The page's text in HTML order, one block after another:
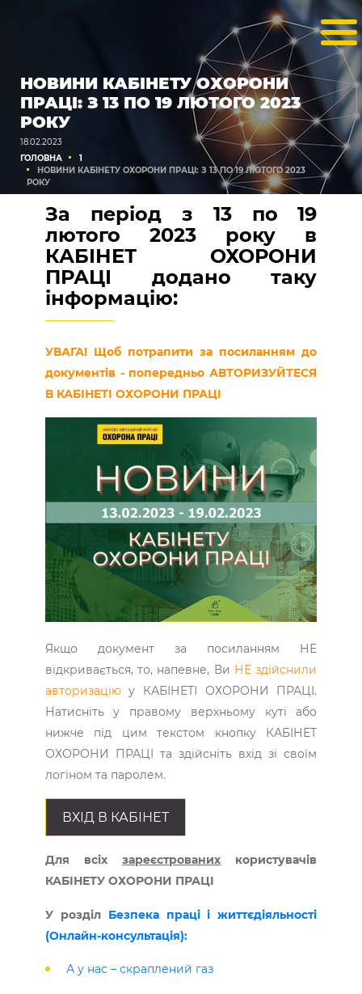
НОВИНИ КАБІНЕТУ ОХОРОНИ
ПРАЦІ: З 13 ПО 19 ЛЮТОГО 2023
РОКУ
18.02.2023
ГОЛОВНА
1
НОВИНИ КАБІНЕТУ ОХОРОНИ ПРАЦІ: З 13 ПО 19 ЛЮТОГО 2023
РОКУ
За період з
13 по 19
лютого 2023 року в
КАБІНЕТ ОХОРОНИ
ПРАЦІ додано таку
інформацію:
УВАГА! Щоб потрапити за посиланням до
документів - попередньо АВТОРИЗУЙТЕСЯ
В КАБІНЕТІ ОХОРОНИ ПРАЦІ
Якщо документ за посиланням НЕ
відкривається, то, напевне, Ви НЕ здійснили
авторизаціюу КАБІНЕТІ ОХОРОНИ ПРАЦІ.
Натисніть у правому верхньому куті або
нижче під цим текстом кнопку КАБІНЕТ
ОХОРОНИ ПРАЦІ та здійсніть вхід зі своїм
логіном та паролем.
ВХІД В КАБІНЕТ
Для всіхзареєстрованих користувачів
КАБІНЕТУ ОХОРОНИ ПРАЦІ
У розділ Безпека праці і життєдіяльності
(Онлайн-консультація):
А у нас – скраплений газ